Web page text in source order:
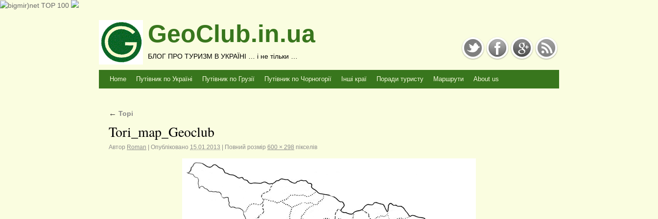
GeoClub.in.ua
БЛОГ ПРО ТУРИЗМ В УКРАЇНІ … і не тільки …
Home Путівник по Україні Путівник по Грузії Путівник по Чорногорії Інші краї Поради туристу Маршрути About us
← Торі
Tori_map_Geoclub
Автор Roman Опубліковано 15.01.2013 Повний розмір 600 × 298 пікселів